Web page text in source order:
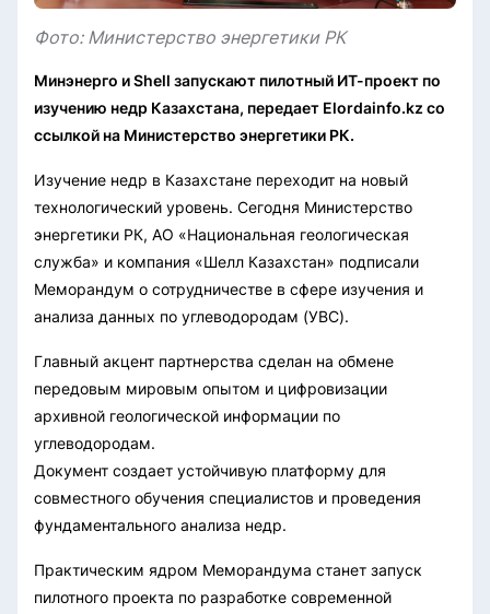
Фото: Министерство энергетики РК
Минэнерго и Shell запускают пилотный ИТ-проект по
изучению недр Казахстана, передает Elordainfo.kz со
ссылкой на Министерство энергетики РК.
Изучение недр в Казахстане переходит на новый
технологический уровень. Сегодня Министерство
энергетики РК, АО «Национальная геологическая
служба» и компания «Шелл Казахстан» подписали
Меморандум о сотрудничестве в сфере изучения и
анализа данных по углеводородам (УВС).
Главный акцент партнерства сделан на обмене
передовым мировым опытом и цифровизации
архивной геологической информации по
углеводородам.
Документ создает устойчивую платформу для
совместного обучения специалистов и проведения
фундаментального анализа недр.
Практическим ядром Меморандума станет запуск
пилотного проекта по разработке современной